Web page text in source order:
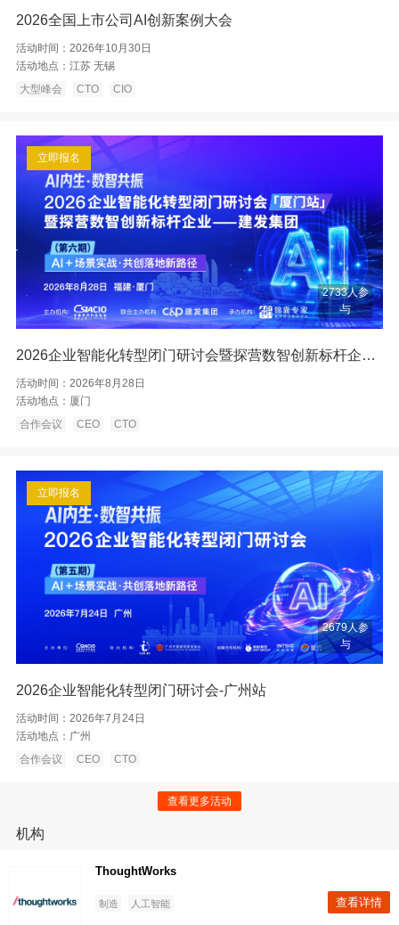
2026全国上市公司AI创新案例大会
活动时间： 2026年10月30日
活动地点： 江苏 无锡
大型峰会
CTO CIO
立即报名
2733人参
与
2026企业智能化转型闭门研讨会暨探营数智创新标杆企业——厦门建发
活动时间： 2026年8月28日
活动地点： 厦门
合作会议
CEO CTO
立即报名
2679人参
与
2026企业智能化转型闭门研讨会-广州站
活动时间： 2026年7月24日
活动地点： 广州
合作会议
CEO CTO
查看更多活动
机构